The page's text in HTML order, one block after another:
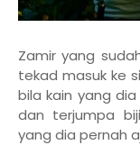
Zamir yang
tekad masuk ke
bila kain yang
dan terjumpa
yang dia pernah